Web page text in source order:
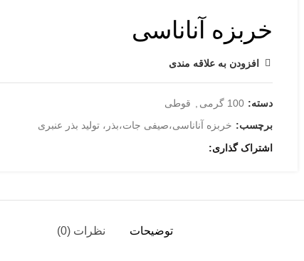
خربزه آناناسی
افزودن به علاقه مندی
دسته: 100 گرمی
قوطی
برچسب: خربزه آناناسی،صیفی جات،بذر، تولید بذر عنبری
اشتراک گذاری
توضیحات نظرات (0)